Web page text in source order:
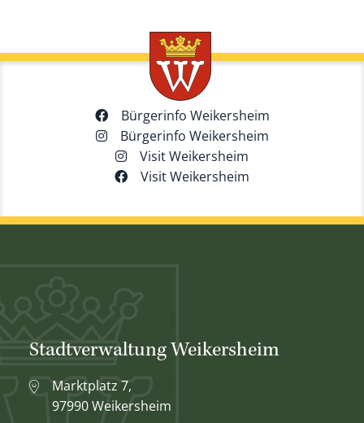
Bürgerinfo Weikersheim
Bürgerinfo Weikersheim
Visit Weikersheim
Visit Weikersheim
Stadtverwaltung Weikersheim
Marktplatz 7,
97990 Weikersheim